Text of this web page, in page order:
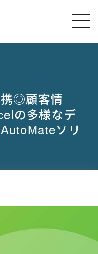
◎顧客情
の多様なデ
ソリ